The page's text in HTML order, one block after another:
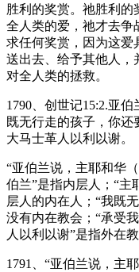
胜利的奖赏。祂胜利
全人类的爱，祂才去争
求任何奖赏，因为这爱
送出去、给予其他人，
对全人类的拯救。
1790、创世记15:2.亚
既无行走的孩子，你
大马士革人以利以谢。
“亚伯兰说，主耶和华
伯兰”是指内层人；“主
层人的内在人；“我既
没有内在教会；“承受
人以利以谢”是指外在教
1791、“亚伯兰说，主